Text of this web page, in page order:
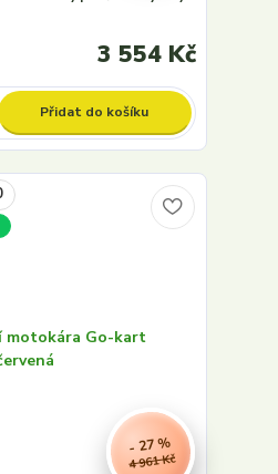
3 554 Kč
Přidat do košíku
4 961 Kč
- 27 %